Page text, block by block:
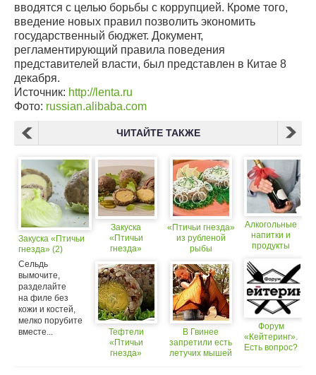
вводятся с целью борьбы с коррупцией. Кроме того,
введение новых правил позволить экономить
государственный бюджет. Документ,
регламентирующий правила поведения
представителей власти, был представлен в Китае 8
декабря.
Источник: http://lenta.ru
Фото: russian.alibaba.com
ЧИТАЙТЕ ТАКЖЕ
Закуска «Птичьи
гнезда» (2)
Сельдь
вымочите,
разделайте
на филе без
кожи и костей,
мелко порубите
вместе...
Закуска
«Птичьи
гнезда»
Тефтели
«Птичьи
гнезда»
«Птичьи гнезда»
из рубленой
рыбы
В Гвинее
запретили есть
летучих мышей
Алкогольные
напитки и
продукты
можно будет
дарить
чиновникам
(18+)
Форум
«Кейтеринг».
Есть вопрос?